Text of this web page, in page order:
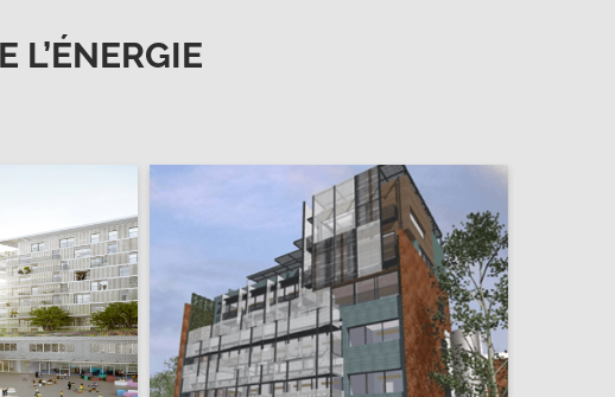
L’ÉNERGIE